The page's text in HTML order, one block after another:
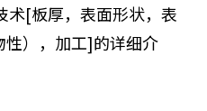
术[板厚，表面形状，表
），加工]的详细介